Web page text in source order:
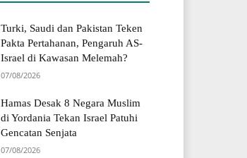
Turki, Saudi dan Pakistan Teken
Pakta Pertahanan, Pengaruh AS-
Israel di Kawasan Melemah?
07/08/2026
Hamas Desak 8 Negara Muslim
di Yordania Tekan Israel Patuhi
Gencatan Senjata
07/08/2026